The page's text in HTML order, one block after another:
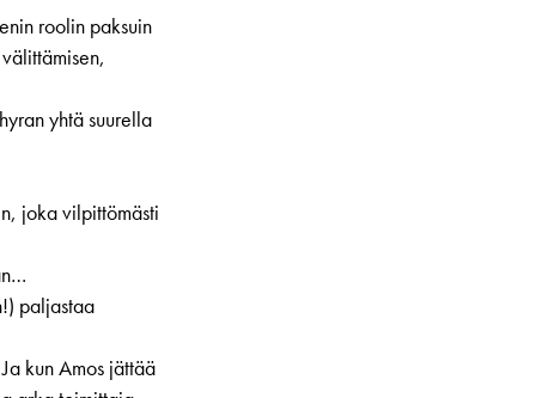
roolin paksuin
yhtä suurella
joka vilpittömästi
paljastaa
kun Amos jättää